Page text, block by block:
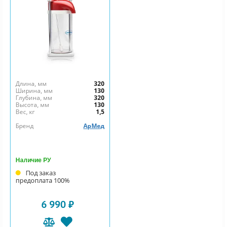
Длина, мм
320
Ширина, мм
130
Глубина, мм
320
Высота, мм
130
Вес, кг
1,5
Бренд
АрМед
Наличие РУ
Под заказ
предоплата 100%
6 990 ₽